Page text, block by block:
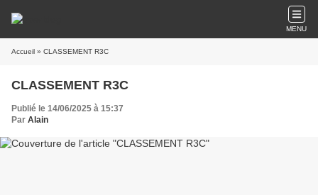
MENU
Accueil » CLASSEMENT R3C
CLASSEMENT R3C
Publié le 14/06/2025 à 15:37
Par Alain